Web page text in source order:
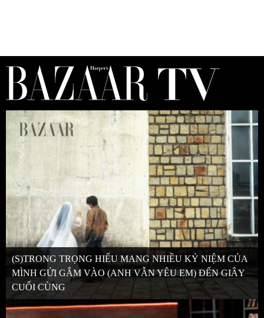
(S)TRONG TRỌNG HIẾU MANG NHIỀU KỶ NIỆM CỦA
MÌNH GỬI GẮM VÀO (ANH VẪN YÊU EM) ĐẾN GIÂY
CUỐI CÙNG